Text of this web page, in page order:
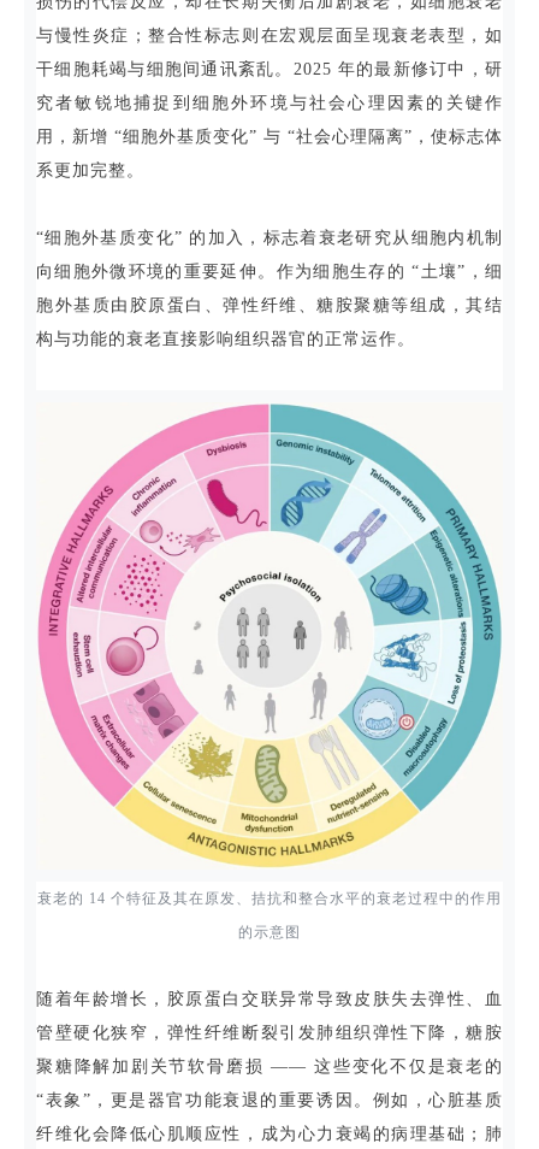
与慢性炎症；整合性标志则在宏观层面呈现衰老表型，如
干细胞耗竭与细胞间通讯紊乱。2025 年的最新修订中，研
究者敏锐地捕捉到细胞外环境与社会心理因素的关键作
用，新增 “细胞外基质变化” 与 “社会心理隔离”，使标志体
系更加完整。
“细胞外基质变化” 的加入，标志着衰老研究从细胞内机制
向细胞外微环境的重要延伸。作为细胞生存的 “土壤”，细
胞外基质由胶原蛋白、弹性纤维、糖胺聚糖等组成，其结
构与功能的衰老直接影响组织器官的正常运作。
衰老的 14 个特征及其在原发、拮抗和整合水平的衰老过程中的作用
的示意图
随着年龄增长，胶原蛋白交联异常导致皮肤失去弹性、血
管壁硬化狭窄，弹性纤维断裂引发肺组织弹性下降，糖胺
聚糖降解加剧关节软骨磨损 —— 这些变化不仅是衰老的
“表象”，更是器官功能衰退的重要诱因。例如，心脏基质
纤维化会降低心肌顺应性，成为心力衰竭的病理基础；肺